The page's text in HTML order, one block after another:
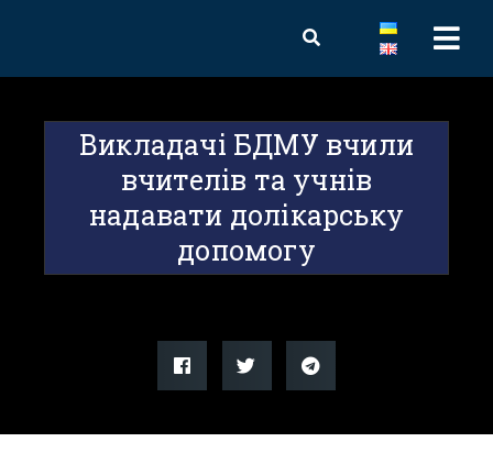
Викладачі БДМУ вчили
вчителів та учнів
надавати долікарську
допомогу